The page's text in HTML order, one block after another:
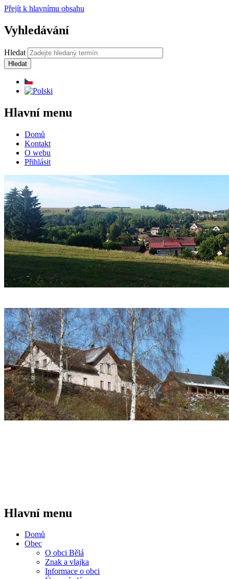
Přejít k hlavnímu obsahu
Vyhledávání
Hledat
Hlavní menu
Domů
Kontakt
O webu
Přihlásit
Hlavní menu
Domů
Obec
O obci Bělá
Znak a vlajka
Informace o obci